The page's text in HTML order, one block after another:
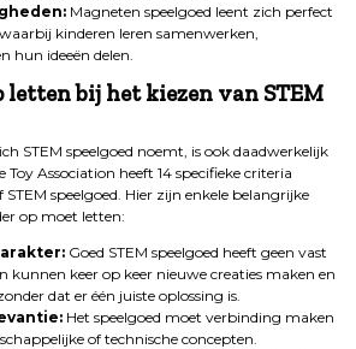
Magneten speelgoed leent zich perfect
kinderen leren samenwerken,
hun ideeën delen.
letten bij het kiezen van STEM
STEM speelgoed noemt, is ook daadwerkelijk
Toy Association heeft 14 specifieke criteria
speelgoed. Hier zijn enkele belangrijke
op moet letten:
Goed STEM speelgoed heeft geen vast
kunnen keer op keer nieuwe creaties maken en
dat er één juiste oplossing is.
Het speelgoed moet verbinding maken
of technische concepten.